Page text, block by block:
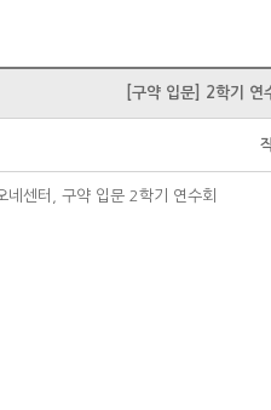
[구약 입문] 2학기 연
센터, 구약 입문 2학기 연수회